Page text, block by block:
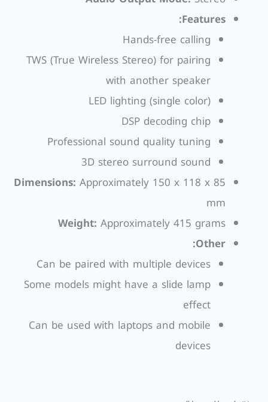
Features:
Hands-free calling
TWS (True Wireless Stereo) for pairing
with another speaker
LED lighting (single color)
DSP decoding chip
Professional sound quality tuning
3D stereo surround sound
Dimensions: Approximately 150 x 118 x 85
mm
Weight: Approximately 415 grams
Other:
Can be paired with multiple devices
Some models might have a slide lamp
effect
Can be used with laptops and mobile
devices